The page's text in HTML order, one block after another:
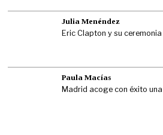
Julia Menéndez
Eric Clapton y su
Paula Macías
Madrid acoge con éxito